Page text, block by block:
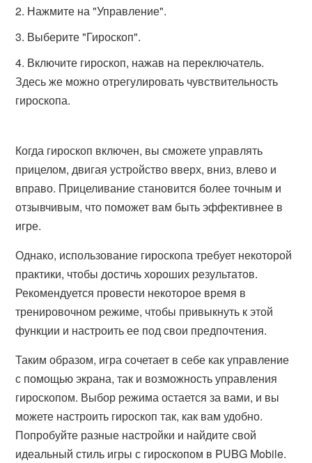
Нажмите на "Управление".
Выберите "Гироскоп".
Включите гироскоп, нажав на переключатель.
Здесь же можно отрегулировать чувствительность
гироскопа.
Когда гироскоп включен, вы сможете управлять
прицелом, двигая устройство вверх, вниз, влево и
вправо. Прицеливание становится более точным и
отзывчивым, что поможет вам быть эффективнее в
игре.
Однако, использование гироскопа требует некоторой
практики, чтобы достичь хороших результатов.
Рекомендуется провести некоторое время в
тренировочном режиме, чтобы привыкнуть к этой
функции и настроить ее под свои предпочтения.
Таким образом, игра сочетает в себе как управление
с помощью экрана, так и возможность управления
гироскопом. Выбор режима остается за вами, и вы
можете настроить гироскоп так, как вам удобно.
Попробуйте разные настройки и найдите свой
идеальный стиль игры с гироскопом в PUBG Mobile.